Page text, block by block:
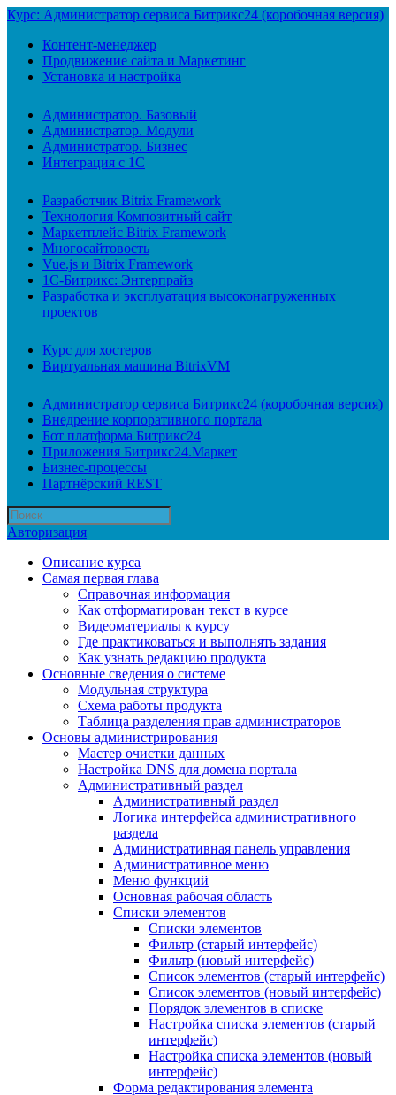
Курс: Администратор сервиса Битрикс24 (коробочная версия)
Контент-менеджер
Продвижение сайта и Маркетинг
Установка и настройка
Администратор. Базовый
Администратор. Модули
Администратор. Бизнес
Интеграция с 1С
Разработчик Bitrix Framework
Технология Композитный сайт
Маркетплейс Bitrix Framework
Многосайтовость
Vue.js и Bitrix Framework
1С-Битрикс: Энтерпрайз
Разработка и эксплуатация высоконагруженных
проектов
Курс для хостеров
Виртуальная машина BitrixVM
Администратор сервиса Битрикс24 (коробочная версия)
Внедрение корпоративного портала
Бот платформа Битрикс24
Приложения Битрикс24.Маркет
Бизнес-процессы
Партнёрский REST
Авторизация
Описание курса
Самая первая глава
Справочная информация
Как отформатирован текст в курсе
Видеоматериалы к курсу
Где практиковаться и выполнять задания
Как узнать редакцию продукта
Основные сведения о системе
Модульная структура
Схема работы продукта
Таблица разделения прав администраторов
Основы администрирования
Мастер очистки данных
Настройка DNS для домена портала
Административный раздел
Административный раздел
Логика интерфейса административного
раздела
Административная панель управления
Административное меню
Меню функций
Основная рабочая область
Списки элементов
Списки элементов
Фильтр (старый интерфейс)
Фильтр (новый интерфейс)
Список элементов (старый интерфейс)
Список элементов (новый интерфейс)
Порядок элементов в списке
Настройка списка элементов (старый
интерфейс)
Настройка списка элементов (новый
интерфейс)
Форма редактирования элемента